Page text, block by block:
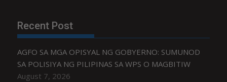
Recent Post
AGFO SA MGA OPISYAL NG GOBYERNO: SUMUNOD
SA POLISIYA NG PILIPINAS SA WPS O MAGBITIW
August 7, 2026